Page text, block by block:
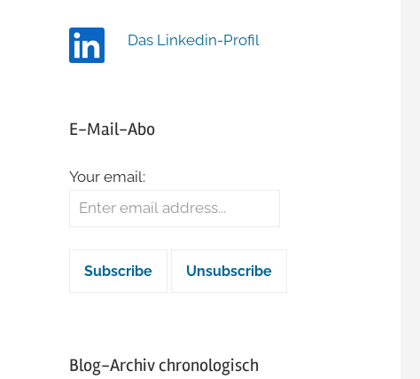
Das Linkedin-Profil
E-Mail-Abo
Your email:
Blog-Archiv chronologisch